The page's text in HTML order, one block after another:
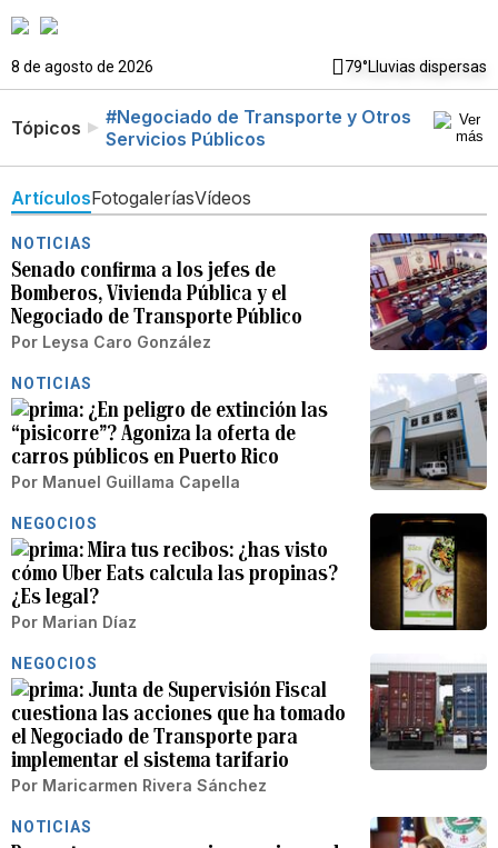
8 de agosto de 2026 79°Lluvias dispersas
Tópicos
#Negociado de Transporte y Otros
Servicios Públicos
ArtículosFotogaleríasVídeos
NOTICIAS
Senado confirma a los jefes de
Bomberos, Vivienda Pública y el
Negociado de Transporte Público
Por Leysa Caro González
NOTICIAS
¿En peligro de extinción las
“pisicorre”? Agoniza la oferta de
carros públicos en Puerto Rico
Por Manuel Guillama Capella
NEGOCIOS
Mira tus recibos: ¿has visto
cómo Uber Eats calcula las propinas?
¿Es legal?
Por Marian Díaz
NEGOCIOS
Junta de Supervisión Fiscal
cuestiona las acciones que ha tomado
el Negociado de Transporte para
implementar el sistema tarifario
Por Maricarmen Rivera Sánchez
NOTICIAS